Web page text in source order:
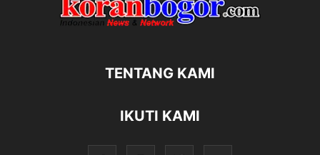
TENTANG KAMI
IKUTI KAMI